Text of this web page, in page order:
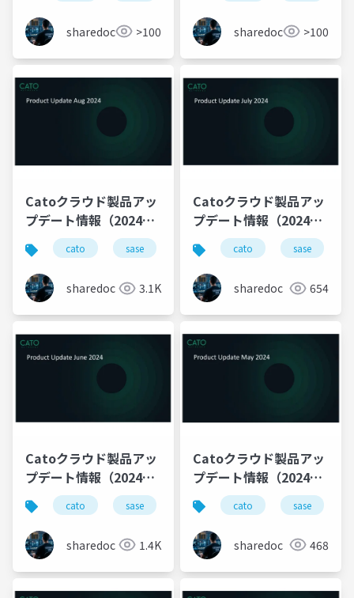
ス」
sharedoc >100 sharedoc >100
Catoクラウド製品アッ
プデート情報（2024年
8月版）cato sase productupdate
sharedoc 3.1K
Catoクラウド製品アッ
プデート情報（2024年
7月版）cato sase
sharedoc 654
Catoクラウド製品アッ
プデート情報（2024年
6月版）cato sase ゼロトラスト productupdate
sharedoc 1.4K
Catoクラウド製品アッ
プデート情報（2024年
5月版）cato sase
sharedoc 468